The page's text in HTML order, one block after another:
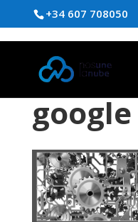
+34 607 708050
google